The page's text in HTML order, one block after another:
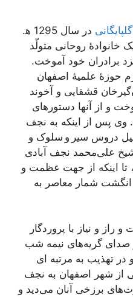
در سال 1295 ه‍.
خانوادۀ روحانی متولّد
برادران خود آموخت.
حوزۀ علمیۀ اصفهان
قشقایی و آخوند
و از آنها دستورهای
پس از اینکه به نجف
دروس سیر و سلوک و
علی‌محمد نجف آبادی
تا اینکه از جهت عظمت و
انگشت شمار معاصر به
راز و نیاز با پروردگار
گریه‌های نیمه شب
در تهذیب به مرتبه ای
از شهر اصفهان به نجف
برزخی آنان می‌دید و